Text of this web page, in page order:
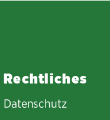
Rechtliches
Datenschutz